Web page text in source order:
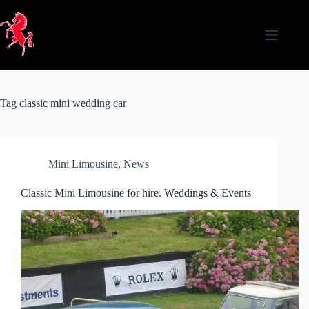
content
Tag classic mini wedding car
Mini Limousine, News
Classic Mini Limousine for hire. Weddings & Events